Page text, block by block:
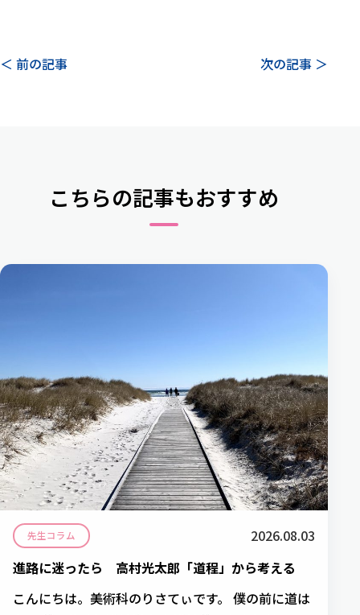
＜ 前の記事 次の記事 ＞
こちらの記事もおすすめ
先生コラム
2026.08.03
進路に迷ったら 高村光太郎「道程」から考える
こんにちは。美術科のりさてぃです。 僕の前に道は